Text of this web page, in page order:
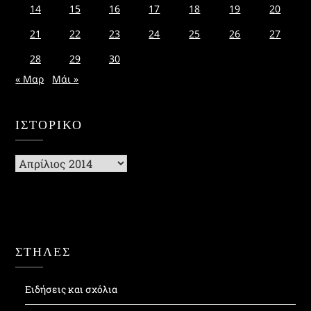
14 15 16 17 18 19
20
21
22 23 24 25 26
27
28
29
30
« Μαρ
Μάι »
ΙΣΤΟΡΙΚΌ
Ιστορικό
ΣΤΗΛΕΣ
Ειδήσεις και σχόλια